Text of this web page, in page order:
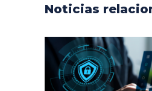
Noticias